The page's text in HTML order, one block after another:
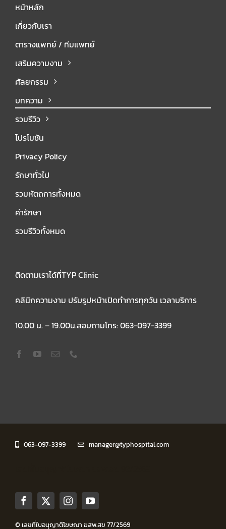
หน้าหลัก
เกี่ยวกับเรา
ตารางแพทย์ / ทีมแพทย์
เสริมความงาม
ศัลยกรรม
บทความ
รวมรีวิว
โปรโมชัน
Privacy Policy
รักษาทั่วไป
รวมหัตถการทั้งหมด
ค่ารักษา
รวมรีวิวทั้งหมด
ติดตามเราได้ที่TYP Clinic
คลินิกความงาม ปรับรูปหน้าเปิดทำการทุกวัน เวลาบริการ
10.00 น. – 19.00น.สอบถามโทร: 063-097-3399
063-097-3399 manager@typhospital.com
© เลขที่ใบอนุญาติโฆษณา ฆสพ.สข 77/2569